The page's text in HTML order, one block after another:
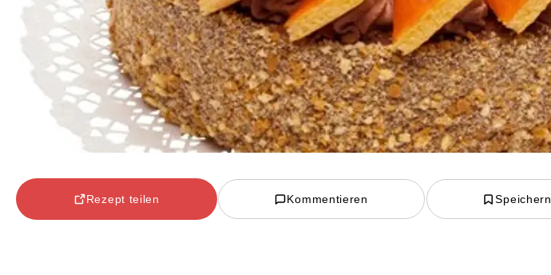
Rezept teilen Kommentieren Speichern